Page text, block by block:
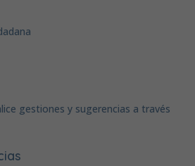
gestiones y sugerencias a través